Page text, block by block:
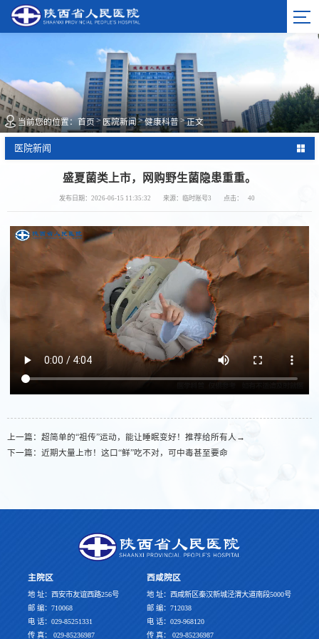
当前您的位置： 首页 > 医院新闻>健康科普>正文
医院新闻
盛夏菌类上市，网购野生菌隐患重重。
发布日期：2026-06-15 11:35:32 来源：临时账号3 点击： 40
上一篇： 超简单的“祖传”运动，能让睡眠变好！推荐给所有人→
下一篇： 近期大量上市！这口“鲜”吃不对，可中毒甚至要命
主院区
地 址：西安市友谊西路256号
邮 编：710068
电 话：029-85251331
传 真： 029-85236987
西咸院区
地 址：西咸新区秦汉新城泾渭大道南段5000号
邮 编：712038
电 话：029-968120
传 真： 029-85236987